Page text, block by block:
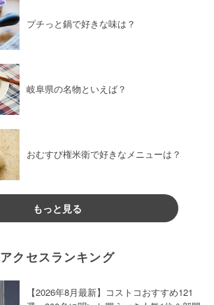
プチっと鍋で好きな味は？
岐阜県の名物といえば？
おむすび権米衛で好きなメニューは？
もっと見る
アクセスランキング
【2026年8月最新】コストコおすすめ121